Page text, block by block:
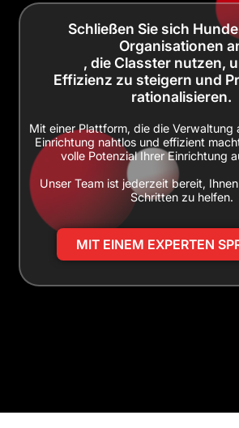
Schließen Sie sich
Organisationen
, die Classter nutzen,
Effizienz zu steigern und
rationalisieren.
Mit einer Plattform, die die Verwaltung
Einrichtung nahtlos und effizient
volle Potenzial Ihrer Einrichtung
Unser Team ist jederzeit bereit,
Schritten zu helfen.
MIT EINEM EXPERTEN